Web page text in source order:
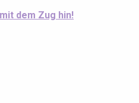
dem Zug hin!